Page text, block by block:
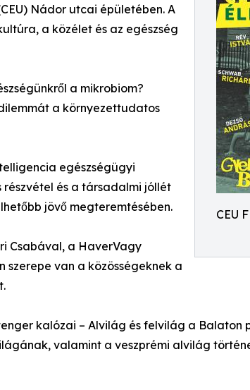
CEU
Nádor utcai épületében. A
a közélet és az egészség
a mikrobiom?
a környezettudatos
egészségügyi
és a társadalmi jóllét
jövő megteremtésében.
Csabával, a HaverVagy
van a közösségeknek a
kalózai – Alvilág és felvilág a Balaton
valamint a veszprémi alvilág